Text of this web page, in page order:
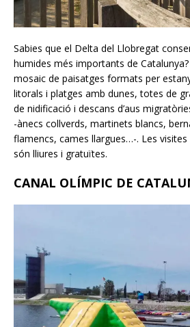
Sabies que el Delta del Llobregat
humides més importants de
mosaic de paisatges formats per
litorals i platges amb dunes, totes de
de nidificació i descans d’aus
-ànecs collverds, martinets blancs,
flamencs, cames llargues…-. Les
són lliures i gratuïtes.
CANAL OLÍMPIC DE